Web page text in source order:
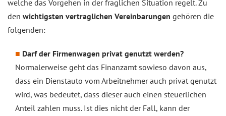
welche das Vorgehen in der fraglichen Situation regelt. Zu
den wichtigsten vertraglichen Vereinbarungen gehören die
folgenden:
Darf der Firmenwagen privat genutzt werden?
Normalerweise geht das Finanzamt sowieso davon aus,
dass ein Dienstauto vom Arbeitnehmer auch privat genutzt
wird, was bedeutet, dass dieser auch einen steuerlichen
Anteil zahlen muss. Ist dies nicht der Fall, kann der